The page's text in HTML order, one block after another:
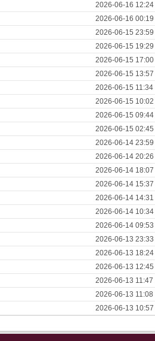
2026-06-16 12:24
2026-06-16 00:19
2026-06-15 23:59
2026-06-15 19:29
2026-06-15 17:00
2026-06-15 13:57
2026-06-15 11:34
2026-06-15 10:02
2026-06-15 09:44
2026-06-15 02:45
2026-06-14 23:59
2026-06-14 20:26
2026-06-14 18:07
2026-06-14 15:37
2026-06-14 14:31
2026-06-14 10:34
2026-06-14 09:53
2026-06-13 23:33
2026-06-13 18:24
2026-06-13 12:45
2026-06-13 11:47
2026-06-13 11:08
2026-06-13 10:57